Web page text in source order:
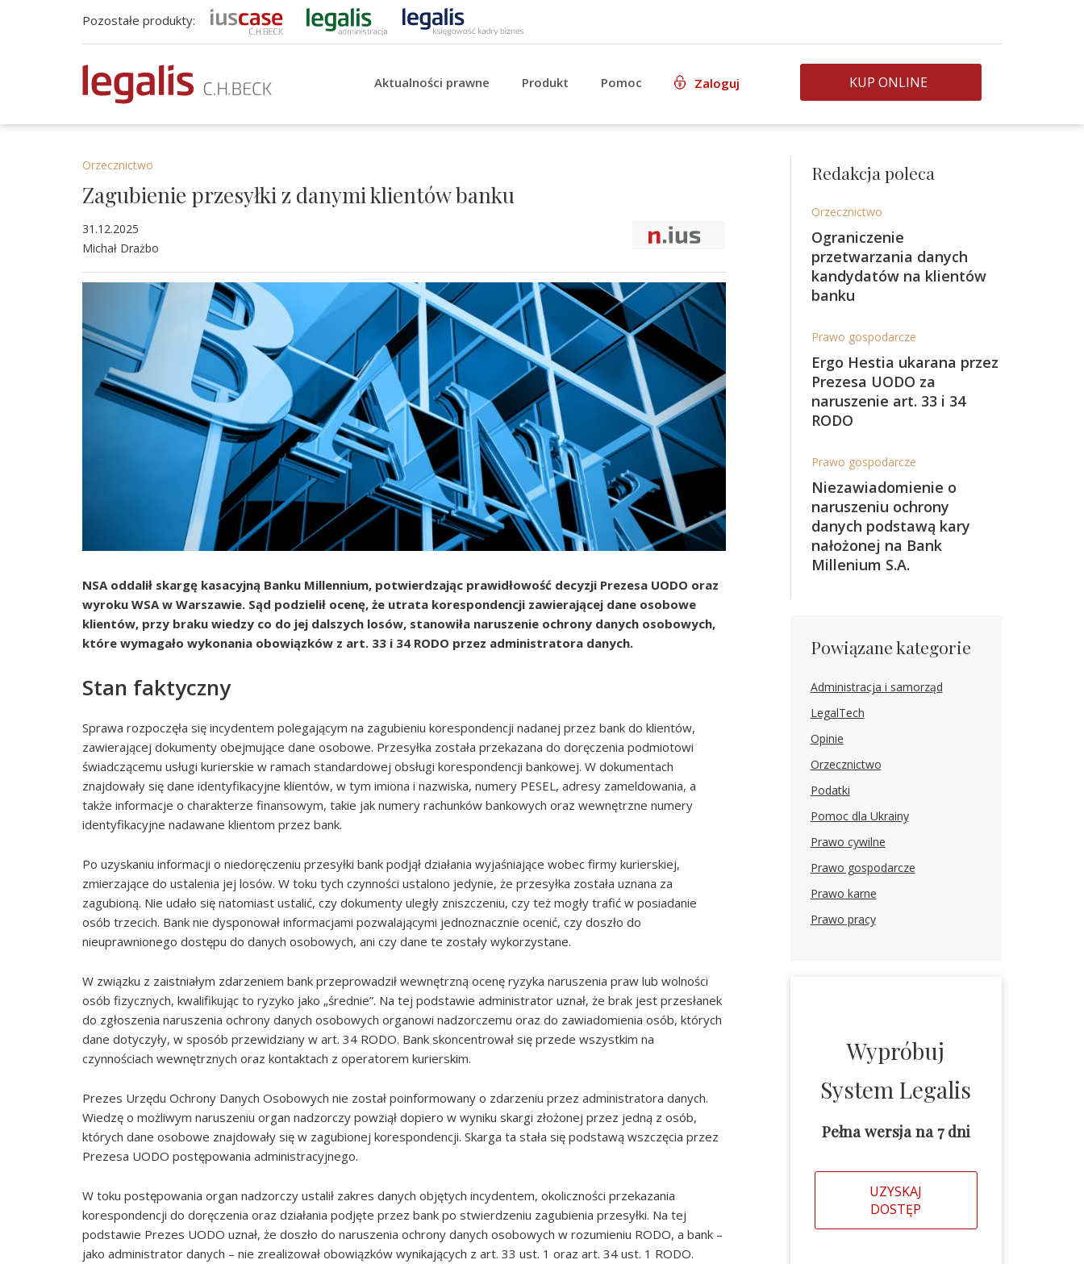
Pozostałe produkty:
Aktualności prawne Produkt Pomoc Zaloguj KUP ONLINE
Orzecznictwo
Zagubienie przesyłki z danymi klientów banku
31.12.2025
Michał Drażbo
NSA oddalił skargę kasacyjną Banku Millennium, potwierdzając prawidłowość decyzji Prezesa UODO oraz
wyroku WSA w Warszawie. Sąd podzielił ocenę, że utrata korespondencji zawierającej dane osobowe
klientów, przy braku wiedzy co do jej dalszych losów, stanowiła naruszenie ochrony danych osobowych,
które wymagało wykonania obowiązków z art. 33 i 34 RODO przez administratora danych.
Stan faktyczny
Sprawa rozpoczęła się incydentem polegającym na zagubieniu korespondencji nadanej przez bank do klientów,
zawierającej dokumenty obejmujące dane osobowe. Przesyłka została przekazana do doręczenia podmiotowi
świadczącemu usługi kurierskie w ramach standardowej obsługi korespondencji bankowej. W dokumentach
znajdowały się dane identyfikacyjne klientów, w tym imiona i nazwiska, numery PESEL, adresy zameldowania, a
także informacje o charakterze finansowym, takie jak numery rachunków bankowych oraz wewnętrzne numery
identyfikacyjne nadawane klientom przez bank.
Po uzyskaniu informacji o niedoręczeniu przesyłki bank podjął działania wyjaśniające wobec firmy kurierskiej,
zmierzające do ustalenia jej losów. W toku tych czynności ustalono jedynie, że przesyłka została uznana za
zagubioną. Nie udało się natomiast ustalić, czy dokumenty uległy zniszczeniu, czy też mogły trafić w posiadanie
osób trzecich. Bank nie dysponował informacjami pozwalającymi jednoznacznie ocenić, czy doszło do
nieuprawnionego dostępu do danych osobowych, ani czy dane te zostały wykorzystane.
W związku z zaistniałym zdarzeniem bank przeprowadził wewnętrzną ocenę ryzyka naruszenia praw lub wolności
osób fizycznych, kwalifikując to ryzyko jako „średnie”. Na tej podstawie administrator uznał, że brak jest przesłanek
do zgłoszenia naruszenia ochrony danych osobowych organowi nadzorczemu oraz do zawiadomienia osób, których
dane dotyczyły, w sposób przewidziany w art. 34 RODO. Bank skoncentrował się przede wszystkim na
czynnościach wewnętrznych oraz kontaktach z operatorem kurierskim.
Prezes Urzędu Ochrony Danych Osobowych nie został poinformowany o zdarzeniu przez administratora danych.
Wiedzę o możliwym naruszeniu organ nadzorczy powziął dopiero w wyniku skargi złożonej przez jedną z osób,
których dane osobowe znajdowały się w zagubionej korespondencji. Skarga ta stała się podstawą wszczęcia przez
Prezesa UODO postępowania administracyjnego.
W toku postępowania organ nadzorczy ustalił zakres danych objętych incydentem, okoliczności przekazania
korespondencji do doręczenia oraz działania podjęte przez bank po stwierdzeniu zagubienia przesyłki. Na tej
podstawie Prezes UODO uznał, że doszło do naruszenia ochrony danych osobowych w rozumieniu RODO, a bank –
jako administrator danych – nie zrealizował obowiązków wynikających z art. 33 ust. 1 oraz art. 34 ust. 1 RODO.
Redakcja poleca
Orzecznictwo
Ograniczenie
przetwarzania danych
kandydatów na klientów
banku
Prawo gospodarcze
Ergo Hestia ukarana przez
Prezesa UODO za
naruszenie art. 33 i 34
RODO
Prawo gospodarcze
Niezawiadomienie o
naruszeniu ochrony
danych podstawą kary
nałożonej na Bank
Millenium S.A.
Powiązane kategorie
Administracja i samorząd
LegalTech
Opinie
Orzecznictwo
Podatki
Pomoc dla Ukrainy
Prawo cywilne
Prawo gospodarcze
Prawo karne
Prawo pracy
Wypróbuj
System Legalis
Pełna wersja na 7 dni
UZYSKAJ
DOSTĘP